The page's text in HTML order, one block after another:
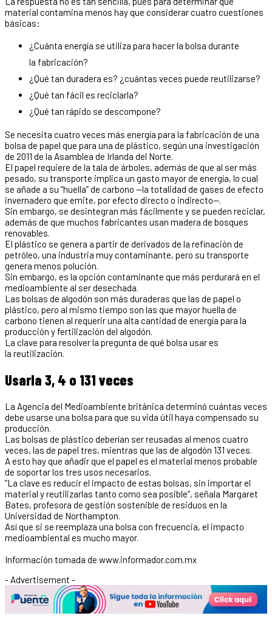
material contamina menos hay que considerar cuatro cuestiones
básicas:
¿Cuánta energía se utiliza para hacer la bolsa durante
la fabricación?
¿Qué tan duradera es? ¿cuántas veces puede reutilizarse?
¿Qué tan fácil es reciclarla?
¿Qué tan rápido se descompone?
Se necesita cuatro veces más energía para la fabricación de una
bolsa de papel que para una de plástico, según una investigación
de 2011 de la Asamblea de Irlanda del Norte.
El papel requiere de la tala de árboles, además de que al ser más
pesado, su transporte implica un gasto mayor de energía, lo cual
se añade a su “huella” de carbono —la totalidad de gases de efecto
invernadero que emite, por efecto directo o indirecto—.
Sin embargo, se desintegran más fácilmente y se pueden reciclar,
además de que muchos fabricantes usan madera de bosques
renovables.
El plástico se genera a partir de derivados de la refinación de
petróleo, una industria muy contaminante, pero su transporte
genera menos polución.
Sin embargo, es la opción contaminante que más perdurará en el
medioambiente al ser desechada.
Las bolsas de algodón son más duraderas que las de papel o
plástico, pero al mismo tiempo son las que mayor huella de
carbono tienen al requerir una alta cantidad de energía para la
producción y fertilización del algodón.
La clave para resolver la pregunta de qué bolsa usar es
la reutilización.
Usarla 3, 4 o 131 veces
La Agencia del Medioambiente británica determinó cuántas veces
debe usarse una bolsa para que su vida útil haya compensado su
producción.
Las bolsas de plástico deberían ser reusadas al menos cuatro
veces, las de papel tres, mientras que las de algodón 131 veces.
A esto hay que añadir que el papel es el material menos probable
de soportar los tres usos necesarios.
“La clave es reducir el impacto de estas bolsas, sin importar el
material y reutilizarlas tanto como sea posible”, señala Margaret
Bates, profesora de gestión sostenible de residuos en la
Universidad de Northampton.
Así que si se reemplaza una bolsa con frecuencia, el impacto
medioambiental es mucho mayor.
Información tomada de www.informador.com.mx
- Advertisement -